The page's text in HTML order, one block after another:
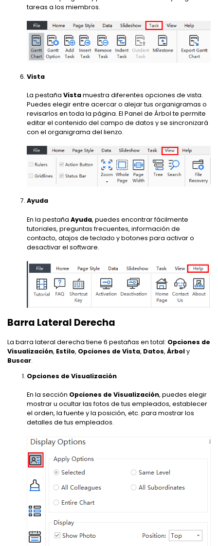
tareas a los miembros.
Vista
La pestaña Vistamuestra diferentes opciones de vista.
Puedes elegir entre acercar o alejar tus organigramas o
revisarlos en toda la página. El Panel de Árbol te permite
editar el contenido del campo de datos y se sincronizará
con el organigrama del lienzo.
Ayuda
En la pestaña Ayuda, puedes encontrar fácilmente
tutoriales, preguntas frecuentes, información de
contacto, atajos de teclado y botones para activar o
desactivar el software.
Barra Lateral Derecha
La barra lateral derecha tiene 6 pestañas en total: Opciones de
Visualización, Estilo, Opciones de Vista, Datos, Árboly
Buscar.
Opciones de Visualización
En la sección Opciones de Visualización, puedes elegir
mostrar u ocultar las fotos de tus empleados, establecer
el orden, la fuente y la posición, etc. para mostrar los
detalles de tus empleados.